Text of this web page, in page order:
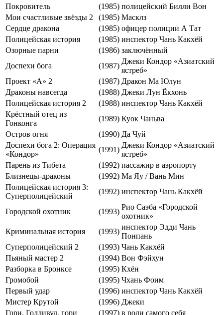
Покровитель
(1985) полицейский Билли Вон
Мои счастливые звёзды 2
(1985) Масклз
Сердце дракона
(1985) офицер полиции А Тат
Полицейская история
(1985) инспектор Чань Какхёй
Озорные парни
(1986) заключённый
Доспехи бога
(1987)
Джеки Кондор «Азиатский
ястреб»
Проект «А» 2
(1987) Дракон Ма Юлун
Драконы навсегда
(1988) Джеки Лун Ёкхонь
Полицейская история 2
(1988) инспектор Чань Какхёй
Крёстный отец из
Гонконга
(1989) Куок Чаньва
Остров огня
(1990) Да Чуй
Доспехи бога 2: Операция
«Кондор»
(1991)
Джеки Кондор «Азиатский
ястреб»
Парень из Тибета
(1992) пассажир в аэропорту
Близнецы-драконы
(1992) Ма Яу / Вань Мин
Полицейская история 3:
Суперполицейский
(1992) инспектор Чань Какхёй
Городской охотник (1993)
Рио Саэба «Городской
охотник»
Криминальная история
(1993)
инспектор Эдди Чань
Понпань
Суперполицейский 2
(1993) Чань Какхёй
Пьяный мастер 2
(1994) Вон Фэйхун
Разборка в Бронксе
(1995) Кхён
Громобой
(1995) Чхань Фоим
Первый удар
(1996) инспектор Чань Какхёй
Мистер Крутой
(1996) Джеки
Гори, Голливуд, гори
(1997) в роли самого себя